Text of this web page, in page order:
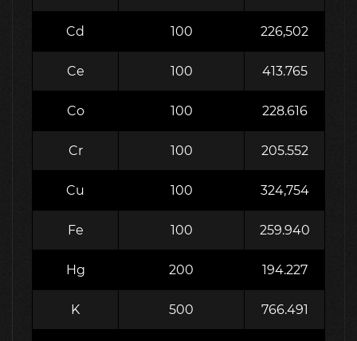
Cd 100 226,502
Ce 100 413.765
Co 100 228.616
Cr 100 205.552
Cu 100 324,754
Fe 100 259.940
Hg 200 194.227
K 500 766.491